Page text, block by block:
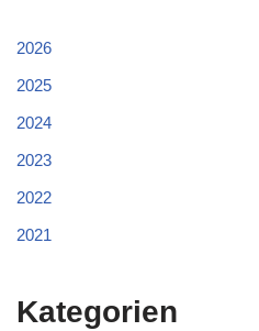
2026
2025
2024
2023
2022
2021
Kategorien